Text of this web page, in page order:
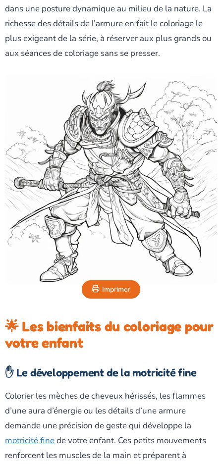
dans une posture dynamique au milieu de la nature. La
richesse des détails de l’armure en fait le coloriage le
plus exigeant de la série, à réserver aux plus grands ou
aux séances de coloriage sans se presser.
Imprimer
🌟 Les bienfaits du coloriage pour
votre enfant
✋ Le développement de la motricité fine
Colorier les mèches de cheveux hérissés, les flammes
d’une aura d’énergie ou les détails d’une armure
demande une précision de geste qui développe la
motricité finede votre enfant. Ces petits mouvements
renforcent les muscles de la main et préparent à